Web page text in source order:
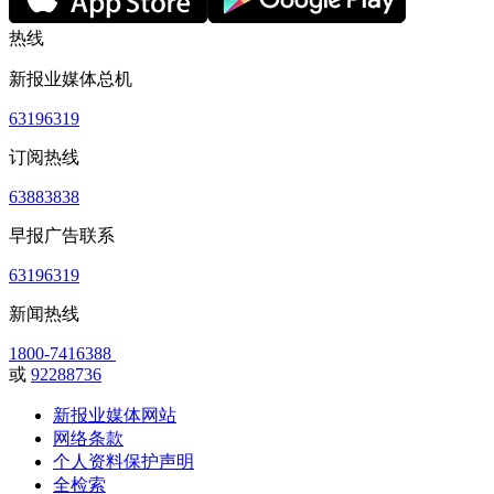
热线
新报业媒体总机
63196319
订阅热线
63883838
早报广告联系
63196319
新闻热线
1800-7416388
或 92288736
新报业媒体网站
网络条款
个人资料保护声明
全检索